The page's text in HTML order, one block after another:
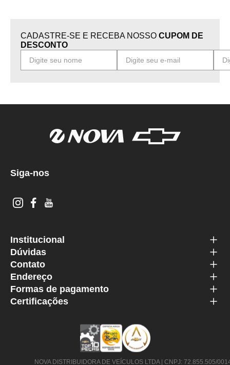
CADASTRE-SE E RECEBA NOSSO CUPOM DE
DESCONTO
Siga-nos
Institucional
Dúvidas
Contato
Endereço
Formas de pagamento
Certificações
NOVA DISTRIBUIDORA DE VEÍCULOS LTDA | CNPJ: 72.855.505/